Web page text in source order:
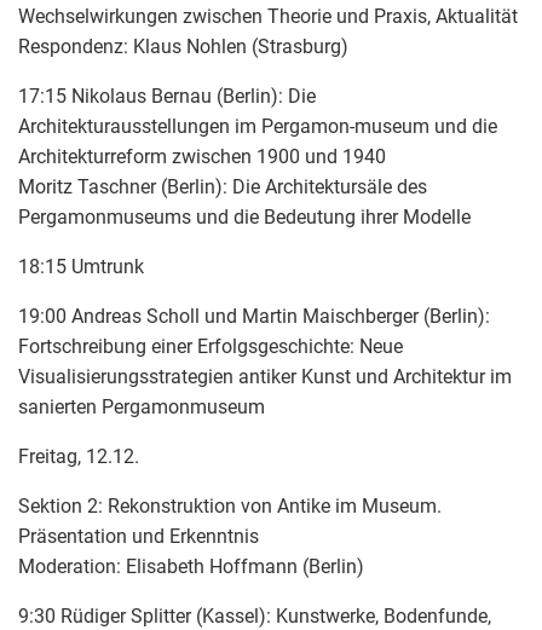
Wechselwirkungen zwischen Theorie und Praxis, Aktualität
Respondenz: Klaus Nohlen (Strasburg)
17:15 Nikolaus Bernau (Berlin): Die
Architekturausstellungen im Pergamon-museum und die
Architekturreform zwischen 1900 und 1940
Moritz Taschner (Berlin): Die Architektursäle des
Pergamonmuseums und die Bedeutung ihrer Modelle
18:15 Umtrunk
19:00 Andreas Scholl und Martin Maischberger (Berlin):
Fortschreibung einer Erfolgsgeschichte: Neue
Visualisierungsstrategien antiker Kunst und Architektur im
sanierten Pergamonmuseum
Freitag, 12.12.
Sektion 2: Rekonstruktion von Antike im Museum.
Präsentation und Erkenntnis
Moderation: Elisabeth Hoffmann (Berlin)
9:30 Rüdiger Splitter (Kassel): Kunstwerke, Bodenfunde,